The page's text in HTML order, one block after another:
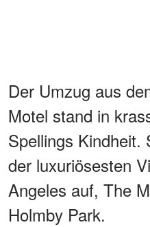
Der Umzug aus
Motel stand in
Spellings Kindheit.
der luxuriösesten
Angeles auf, The
Holmby Park.